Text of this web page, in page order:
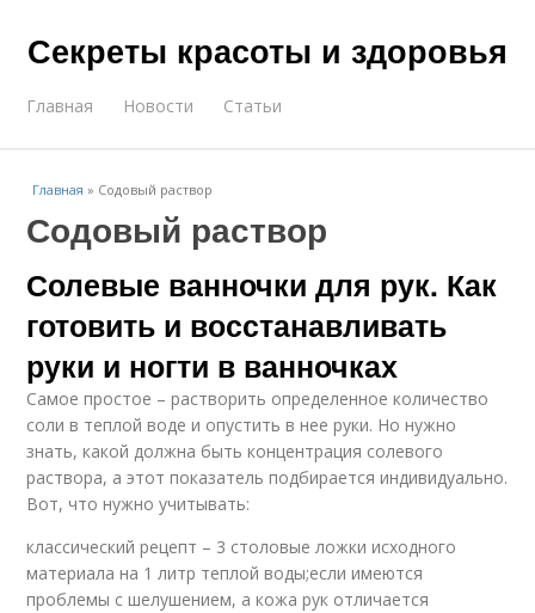
Секреты красоты и здоровья
Главная Новости Статьи
Главная » Содовый раствор
Содовый раствор
Солевые ванночки для рук. Как
готовить и восстанавливать
руки и ногти в ванночках
Самое простое – растворить определенное количество
соли в теплой воде и опустить в нее руки. Но нужно
знать, какой должна быть концентрация солевого
раствора, а этот показатель подбирается индивидуально.
Вот, что нужно учитывать:
классический рецепт – 3 столовые ложки исходного
материала на 1 литр теплой воды;если имеются
проблемы с шелушением, а кожа рук отличается